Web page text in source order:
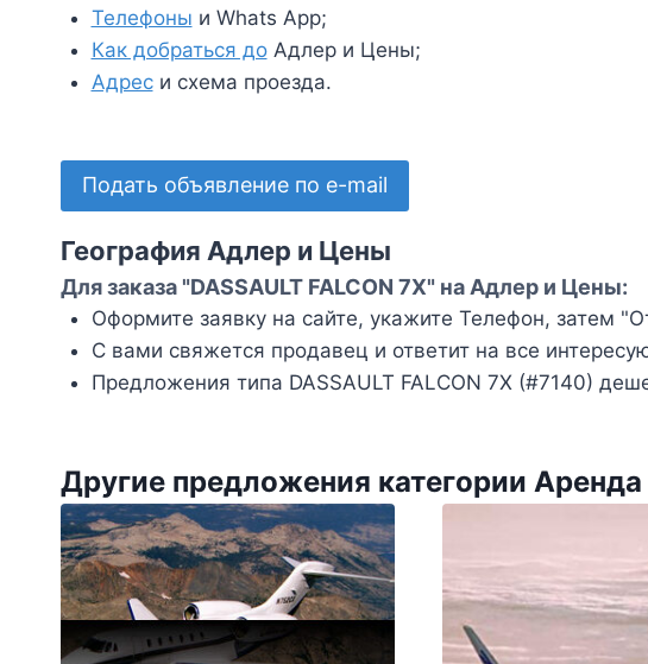
Телефоны и Whats App;
Как добраться доАдлер и Цены;
Адреси схема проезда.
Подать объявление по e-mail
География Адлер и Цены
Для заказа "DASSAULT FALCON 7X" на Адлер и Цены:
Оформите заявку на сайте, укажите Телефон, затем
С вами свяжется продавец и ответит на все
Предложения типа DASSAULT FALCON 7X (#7140)
Другие предложения категории